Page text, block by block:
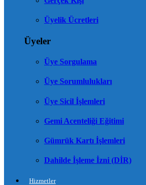
Üyelik Ücretleri
Üyeler
Üye Sorgulama
Üye Sorumlulukları
Üye Sicil İşlemleri
Gemi Acenteliği Eğitimi
Gümrük Kartı İşlemleri
Dahilde İşleme İzni (DİR)
Hizmetler